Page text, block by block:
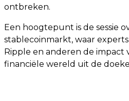
ontbreken.
Een hoogtepunt is de sessie
stablecoinmarkt, waar
Ripple en anderen de impact
financiële wereld uit de